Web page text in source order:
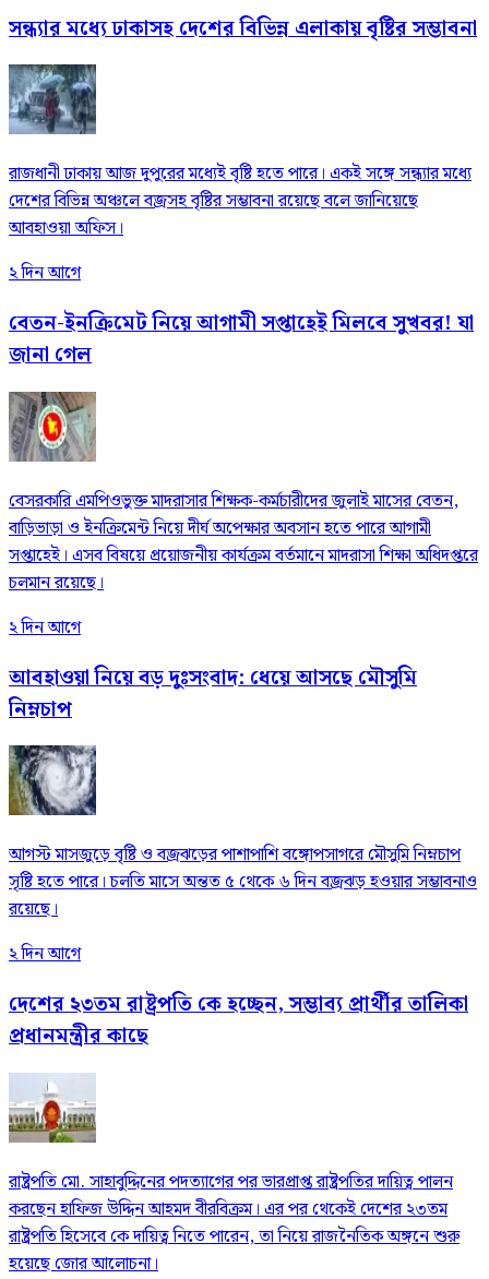
সন্ধ্যার মধ্যে ঢাকাসহ দেশের বিভিন্ন এলাকায় বৃষ্টির সম্ভাবনা
রাজধানী ঢাকায় আজ দুপুরের মধ্যেই বৃষ্টি হতে পারে। একই সঙ্গে সন্ধ্যার মধ্যে
দেশের বিভিন্ন অঞ্চলে বজ্রসহ বৃষ্টির সম্ভাবনা রয়েছে বলে জানিয়েছে
আবহাওয়া অফিস।
২ দিন আগে
বেতন-ইনক্রিমেট নিয়ে আগামী সপ্তাহেই মিলবে সুখবর! যা
জানা গেল
বেসরকারি এমপিওভুক্ত মাদরাসার শিক্ষক-কর্মচারীদের জুলাই মাসের বেতন,
বাড়িভাড়া ও ইনক্রিমেন্ট নিয়ে দীর্ঘ অপেক্ষার অবসান হতে পারে আগামী
সপ্তাহেই। এসব বিষয়ে প্রয়োজনীয় কার্যক্রম বর্তমানে মাদরাসা শিক্ষা অধিদপ্তরে
চলমান রয়েছে।
২ দিন আগে
আবহাওয়া নিয়ে বড় দুঃসংবাদ: ধেয়ে আসছে মৌসুমি
নিম্নচাপ
আগস্ট মাসজুড়ে বৃষ্টি ও বজ্রঝড়ের পাশাপাশি বঙ্গোপসাগরে মৌসুমি নিম্নচাপ
সৃষ্টি হতে পারে। চলতি মাসে অন্তত ৫ থেকে ৬ দিন বজ্রঝড় হওয়ার সম্ভাবনাও
রয়েছে।
২ দিন আগে
দেশের ২৩তম রাষ্ট্রপতি কে হচ্ছেন, সম্ভাব্য প্রার্থীর তালিকা
প্রধানমন্ত্রীর কাছে
রাষ্ট্রপতি মো. সাহাবুদ্দিনের পদত্যাগের পর ভারপ্রাপ্ত রাষ্ট্রপতির দায়িত্ব পালন
করছেন হাফিজ উদ্দিন আহমদ বীরবিক্রম। এর পর থেকেই দেশের ২৩তম
রাষ্ট্রপতি হিসেবে কে দায়িত্ব নিতে পারেন, তা নিয়ে রাজনৈতিক অঙ্গনে শুরু
হয়েছে জোর আলোচনা।